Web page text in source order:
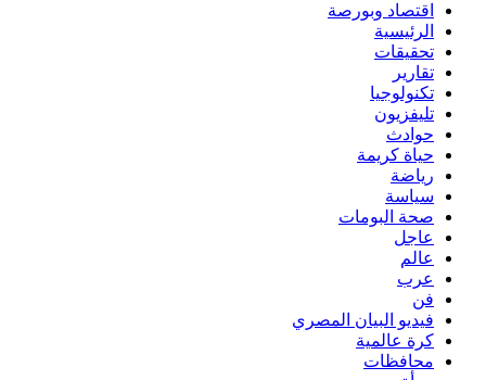
اقتصاد وبورصة
الرئيسية
تحقيقات
تقارير
تكنولوجيا
تليفزيون
حوادث
حياة كريمة
رياضة
سياسة
صحة البومات
عاجل
عالم
عرب
فن
فيديو البيان المصري
كرة عالمية
محافظات